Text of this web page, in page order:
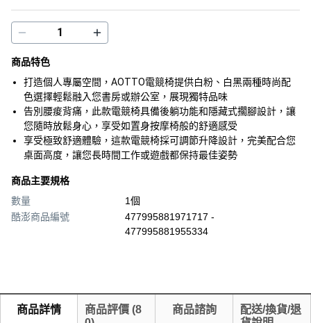
商品特色
打造個人專屬空間，AOTTO電競椅提供白粉、白黑兩種時尚配
色選擇輕鬆融入您書房或辦公室，展現獨特品味
告別腰痠背痛，此款電競椅具備後躺功能和隱藏式擱腳設計，讓
您隨時放鬆身心，享受如置身按摩椅般的舒適感受
享受極致舒適體驗，這款電競椅採可調節升降設計，完美配合您
桌面高度，讓您長時間工作或遊戲都保持最佳姿勢
商品主要規格
數量
1個
酷澎商品編號
477995881971717 -
477995881955334
商品詳情 商品評價 (8
商品諮詢
配送/換貨/退